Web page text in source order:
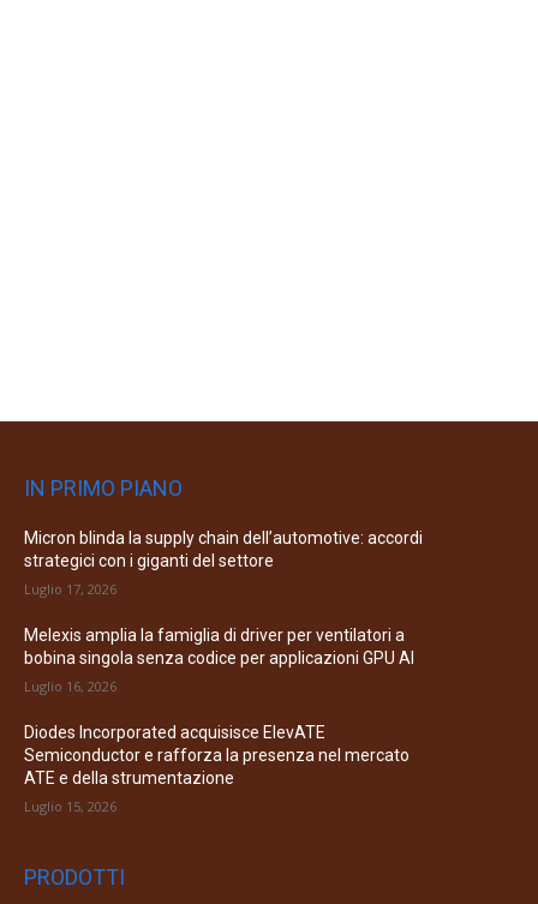
IN PRIMO PIANO
Micron blinda la supply chain dell’automotive: accordi
strategici con i giganti del settore
Luglio 17, 2026
Melexis amplia la famiglia di driver per ventilatori a
bobina singola senza codice per applicazioni GPU AI
Luglio 16, 2026
Diodes Incorporated acquisisce ElevATE
Semiconductor e rafforza la presenza nel mercato
ATE e della strumentazione
Luglio 15, 2026
PRODOTTI